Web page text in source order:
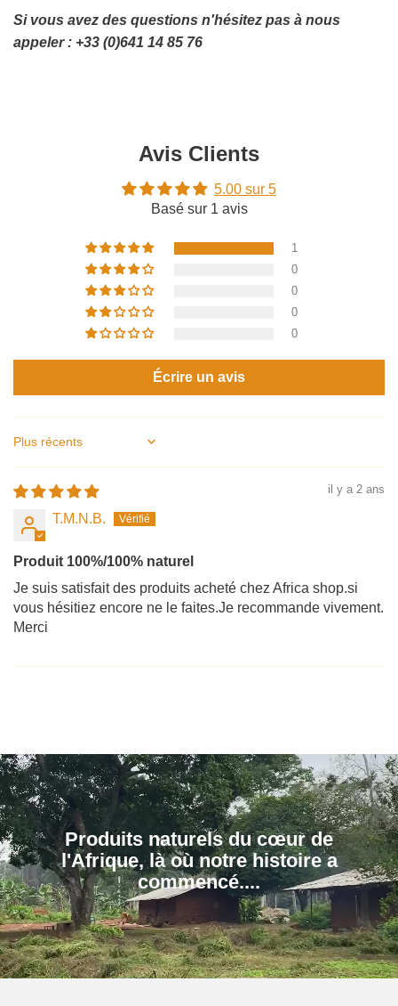
Si vous avez des questions n'hésitez pas à nous
appeler : +33 (0)641 14 85 76
Avis Clients
5.00 sur 5
Basé sur 1 avis
1
0
0
0
0
Écrire un avis
Sort by
il y a 2 ans
T.M.N.B.
Produit 100%/100% naturel
Je suis satisfait des produits acheté chez Africa shop.si
vous hésitiez encore ne le faites.Je recommande vivement.
Merci
Produits naturels du cœur de
l'Afrique, là où notre histoire a